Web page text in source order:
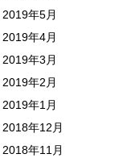
2019年5月
2019年4月
2019年3月
2019年2月
2019年1月
2018年12月
2018年11月